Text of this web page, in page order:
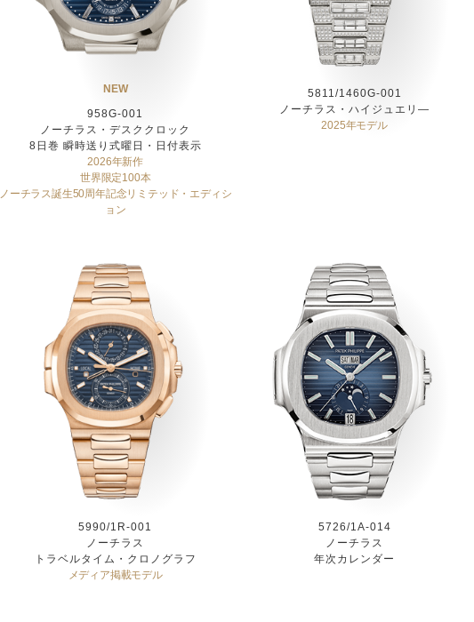
NEW
958G-001
ノーチラス・デスククロック
8日巻 瞬時送り式曜日・日付表示
2026年新作
世界限定100本
ノーチラス誕生50周年記念リミテッド・エディシ
ョン
5811/1460G-001
ノーチラス・ハイジュエリ―
2025年モデル
5990/1R-001
ノーチラス
トラベルタイム・クロノグラフ
メディア掲載モデル
5726/1A-014
ノーチラス
年次カレンダー